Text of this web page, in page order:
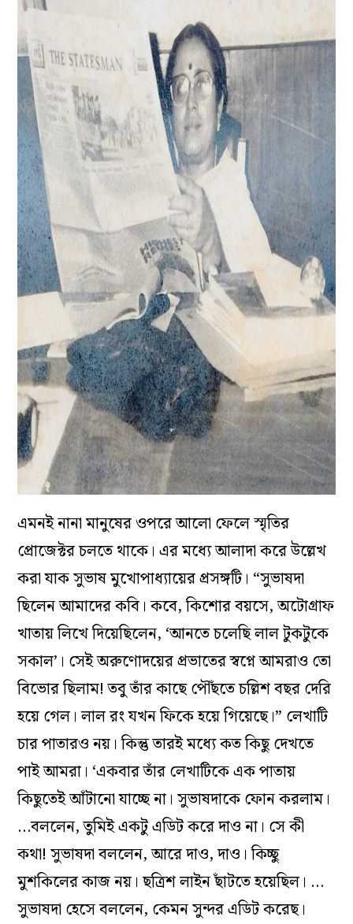
এমনই নানা মানুষের ওপরে আলো ফেলে স্মৃতির
প্রোজেক্টর চলতে থাকে। এর মধ্যে আলাদা করে উল্লেখ
করা যাক সুভাষ মুখোপাধ্যায়ের প্রসঙ্গটি। “সুভাষদা
ছিলেন আমাদের কবি। কবে, কিশোর বয়সে, অটোগ্রাফ
খাতায় লিখে দিয়েছিলেন, ‘আনতে চলেছি লাল টুকটুকে
সকাল’। সেই অরুণোদয়ের প্রভাতের স্বপ্নে আমরাও তো
বিভোর ছিলাম! তবু তাঁর কাছে পৌঁছতে চল্লিশ বছর দেরি
হয়ে গেল। লাল রং যখন ফিকে হয়ে গিয়েছে।” লেখাটি
চার পাতারও নয়। কিন্তু তারই মধ্যে কত কিছু দেখতে
পাই আমরা। ‘একবার তাঁর লেখাটিকে এক পাতায়
কিছুতেই আঁটানো যাচ্ছে না। সুভাষদাকে ফোন করলাম।
…বললেন, তুমিই একটু এডিট করে দাও না। সে কী
কথা! সুভাষদা বললেন, আরে দাও, দাও। কিচ্ছু
মুশকিলের কাজ নয়। ছত্রিশ লাইন ছাঁটতে হয়েছিল। …
সুভাষদা হেসে বললেন, কেমন সুন্দর এডিট করেছ।